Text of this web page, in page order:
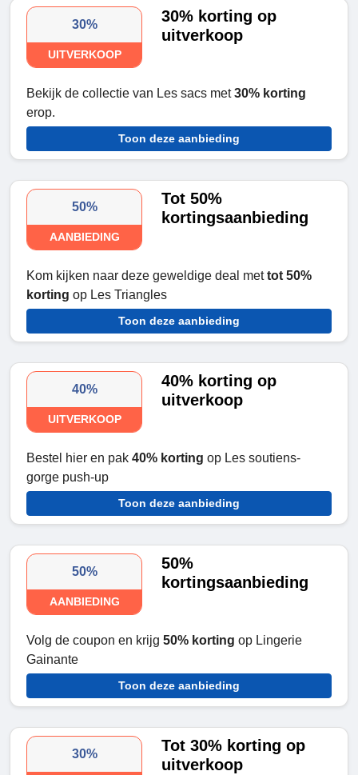
30%
UITVERKOOP
30% korting op
uitverkoop
Bekijk de collectie van Les sacs met30% korting
erop.
Toon deze aanbieding
50%
AANBIEDING
Tot 50%
kortingsaanbieding
Kom kijken naar deze geweldige deal mettot 50%
korting op Les Triangles
Toon deze aanbieding
40%
UITVERKOOP
40% korting op
uitverkoop
Bestel hier en pak 40% korting op Les soutiens-
gorge push-up
Toon deze aanbieding
50%
AANBIEDING
50%
kortingsaanbieding
Volg de coupon en krijg 50% korting op Lingerie
Gainante
Toon deze aanbieding
30%
Tot 30% korting op
uitverkoop